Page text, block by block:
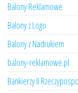
Balony Reklamowe
Balony z Logo
Balony z Nadrukiem
balony-reklamowe.pl
Bankierzy II